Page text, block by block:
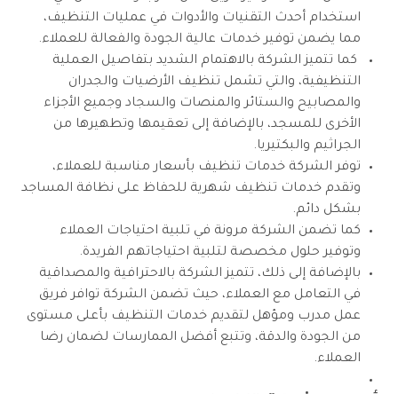
استخدام أحدث التقنيات والأدوات في عمليات التنظيف،
مما يضمن توفير خدمات عالية الجودة والفعالة للعملاء.
كما تتميز الشركة بالاهتمام الشديد بتفاصيل العملية
التنظيفية، والتي تشمل تنظيف الأرضيات والجدران
والمصابيح والستائر والمنصات والسجاد وجميع الأجزاء
الأخرى للمسجد، بالإضافة إلى تعقيمها وتطهيرها من
الجراثيم والبكتيريا.
توفر الشركة خدمات تنظيف بأسعار مناسبة للعملاء،
وتقدم خدمات تنظيف شهرية للحفاظ على نظافة المساجد
بشكل دائم.
كما تضمن الشركة مرونة في تلبية احتياجات العملاء
وتوفير حلول مخصصة لتلبية احتياجاتهم الفريدة.
بالإضافة إلى ذلك، تتميز الشركة بالاحترافية والمصداقية
في التعامل مع العملاء، حيث تضمن الشركة توافر فريق
عمل مدرب ومؤهل لتقديم خدمات التنظيف بأعلى مستوى
من الجودة والدقة، وتتبع أفضل الممارسات لضمان رضا
العملاء.